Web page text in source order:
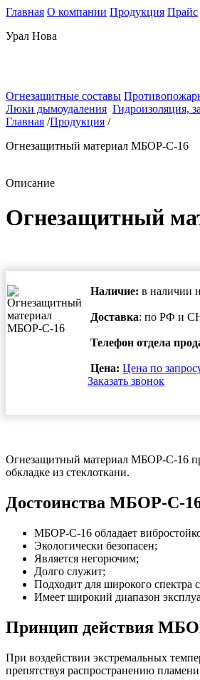
Главная О компании Продукция Прайс
Урал Нова
Огнезащитные составы
Люки дымоудаления Гидроизоляция,
Главная /Продукция /
Огнезащитный материал МБОР-С-16
Описание
Огнезащитный
Наличие: в наличии
Доставка: по РФ и
Телефон отдела
Цена: Цена по
Заказать звонок
Огнезащитный материал МБОР-С-16
обкладке из стеклоткани.
Достоинства МБОР-С-
МБОР-С-16 обладает
Экологически безопасен;
Является негорючим;
Долго служит;
Подходит для широкого спектра
Имеет широкий диапазон
Принцип действия
При воздействии экстремальных
препятствуя распространению